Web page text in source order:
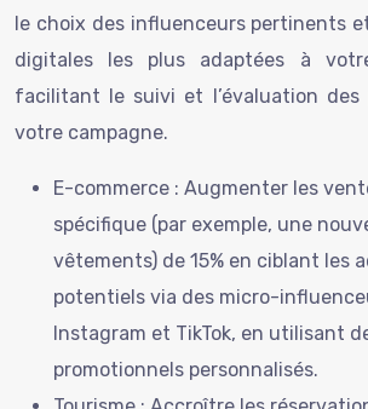
le choix des influenceurs pertinents
digitales les plus adaptées à
facilitant le suivi et l’évaluation des
votre campagne.
E-commerce : Augmenter les
spécifique (par exemple, une
vêtements) de 15% en ciblant les
potentiels via des micro-
Instagram et TikTok, en utilisant
promotionnels personnalisés.